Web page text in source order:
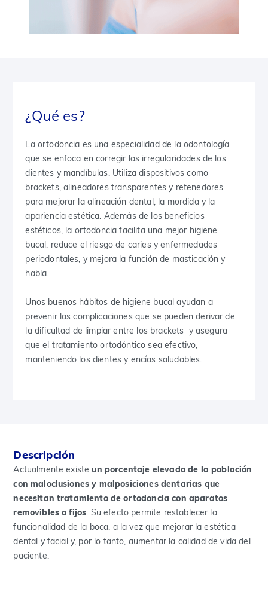
¿Qué es?
La ortodoncia es una especialidad de la odontología
que se enfoca en corregir las irregularidades de los
dientes y mandíbulas. Utiliza dispositivos como
brackets, alineadores transparentes y retenedores
para mejorar la alineación dental, la mordida y la
apariencia estética. Además de los beneficios
estéticos, la ortodoncia facilita una mejor higiene
bucal, reduce el riesgo de caries y enfermedades
periodontales, y mejora la función de masticación y
habla.
Unos buenos hábitos de higiene bucal ayudan a
prevenir las complicaciones que se pueden derivar de
la dificultad de limpiar entre los brackets y asegura
que el tratamiento ortodóntico sea efectivo,
manteniendo los dientes y encías saludables.
Descripción
Actualmente existeun porcentaje elevado de la población
con maloclusiones y malposiciones dentarias que
necesitan tratamiento de ortodoncia con aparatos
removibles o fijos. Su efecto permite restablecer la
funcionalidad de la boca, a la vez que mejorar la estética
dental y facial y, por lo tanto, aumentar la calidad de vida del
paciente.